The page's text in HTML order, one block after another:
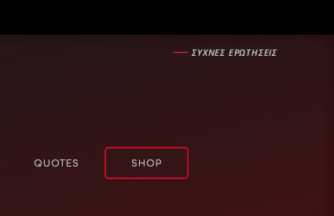
―ΣΥΧΝΕΣ ΕΡΩΤΗΣΕΙΣ
QUOTES SHOP